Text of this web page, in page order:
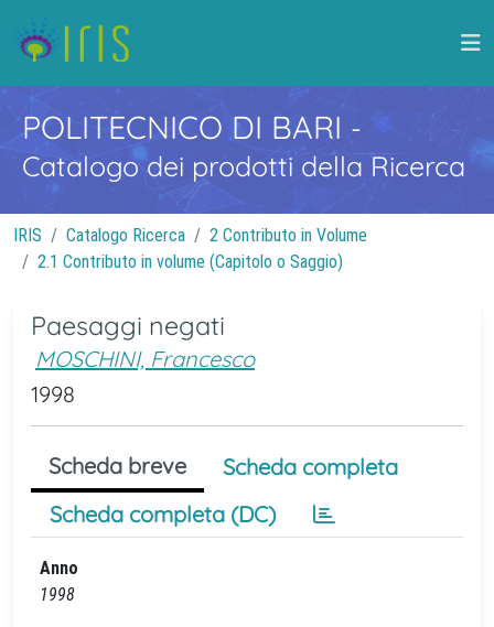
POLITECNICO DI BARI -
Catalogo dei prodotti della Ricerca
IRIS Catalogo Ricerca
2 Contributo in Volume
2.1 Contributo in volume (Capitolo o Saggio)
Paesaggi negati
MOSCHINI, Francesco
1998
Scheda breve
Scheda completa
Scheda completa (DC)
Anno
1998